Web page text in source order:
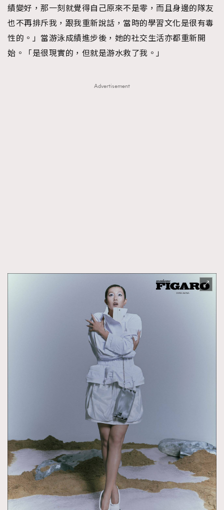
績變好，那一刻就覺得自己原來不是零，而且身邊的隊友
也不再排斥我，跟我重新說話，當時的學習文化是很有毒
性的。」當游泳成績進步後，她的社交生活亦都重新開
始。「是很現實的，但就是游水救了我。」
Advertisement